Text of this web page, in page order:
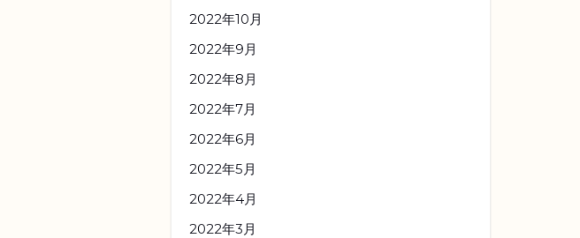
2022年10月
2022年9月
2022年8月
2022年7月
2022年6月
2022年5月
2022年4月
2022年3月